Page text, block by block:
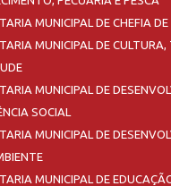
MUNICIPAL DE CHEFIA
MUNICIPAL DE
MUNICIPAL DE
SOCIAL
MUNICIPAL DE
MUNICIPAL DE